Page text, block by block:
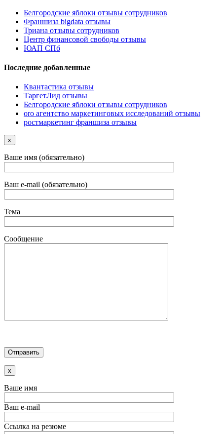
Белгородские яблоки отзывы сотрудников
Франшиза bigdata отзывы
Триана отзывы сотрудников
Центр финансовой свободы отзывы
ЮАП СПб
Последние добавленные
Квантастика отзывы
ТаргетЛид отзывы
Белгородские яблоки отзывы сотрудников
oro агентство маркетинговых исследований отзывы
ростмаркетинг франшиза отзывы
x
Ваше имя (обязательно)
Ваш e-mail (обязательно)
Тема
Сообщение
x
Ваше имя
Ваш e-mail
Ссылка на резюме